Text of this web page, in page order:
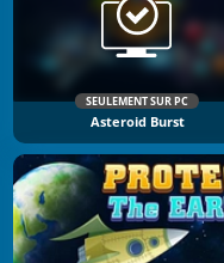
SEULEMENT SUR PC
Asteroid Burst